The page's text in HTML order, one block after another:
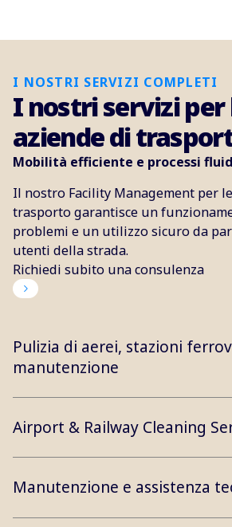
I NOSTRI SERVIZI COMPLETI
I nostri servizi per
aziende di
Mobilità efficiente e processi
Il nostro Facility Management per
trasporto garantisce un
problemi e un utilizzo sicuro da
utenti della strada.
Richiedi subito una consulenza
Pulizia di aerei, stazioni
manutenzione
Airport & Railway Cleaning
Manutenzione e assistenza